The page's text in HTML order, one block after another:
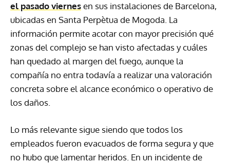
el pasado viernesen sus instalaciones de Barcelona,
ubicadas en Santa Perpètua de Mogoda. La
información permite acotar con mayor precisión qué
zonas del complejo se han visto afectadas y cuáles
han quedado al margen del fuego, aunque la
compañía no entra todavía a realizar una valoración
concreta sobre el alcance económico o operativo de
los daños.
Lo más relevante sigue siendo que todos los
empleados fueron evacuados de forma segura y que
no hubo que lamentar heridos. En un incidente de